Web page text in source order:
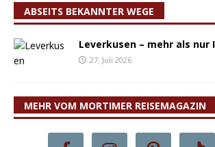
ABSEITS BEKANNTER WEGE
Leverkusen – mehr als nur
27. Juli 2026
MEHR VOM MORTIMER REISEMAGAZIN